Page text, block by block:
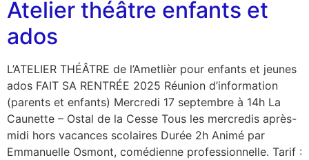
Atelier théâtre enfants et
ados
L’ATELIER THÉÂTRE de l’Ametlièr pour enfants et jeunes
ados FAIT SA RENTRÉE 2025 Réunion d’information
(parents et enfants) Mercredi 17 septembre à 14h La
Caunette – Ostal de la Cesse Tous les mercredis après-
midi hors vacances scolaires Durée 2h Animé par
Emmanuelle Osmont, comédienne professionnelle. Tarif :